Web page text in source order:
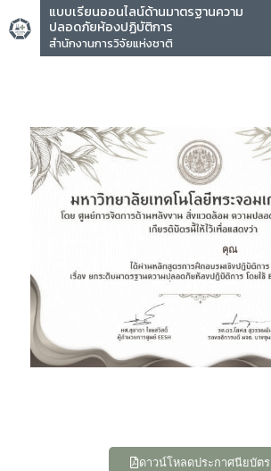
แบบเรียนออนไลน์ด้านมาตรฐานความ
ปลอดภัยห้องปฏิบัติการ
สำนักงานการวิจัยแห่งชาติ
คุณ
ดาวน์โหลดประกาศนียบัตร